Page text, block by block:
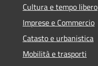
Cultura e tempo libero
Imprese e Commercio
Catasto e urbanistica
Mobilità e trasporti